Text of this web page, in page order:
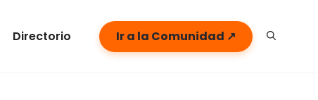
Directorio Ir a la Comunidad ↗